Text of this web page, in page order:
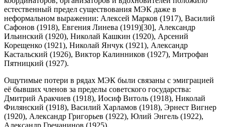
естественный предел существования МЭК даже в
неформальном выражении: Алексей Марков (1917), Василий
Сафонов (1918), Евгения Линева (1919)[30], Александр
Ильинский (1920), Николай Кашкин (1920), Арсений
Корещенко (1921), Николай Янчук (1921), Александр
Кастальский (1926), Виктор Калинников (1927), Митрофан
Пятницкий (1927).
Ощутимые потери в рядах МЭК были связаны с эмиграцией
её бывших членов за пределы советского государства:
Дмитрий Аракчиев (1918), Иосиф Витоль (1918), Николай
Филянский (1918), Василий Харламов (1918), Эрнест Вигнер
(1920), Александр Григорьев (1922), Юлий Энгель (1922),
Александр Гречанинов (1925).